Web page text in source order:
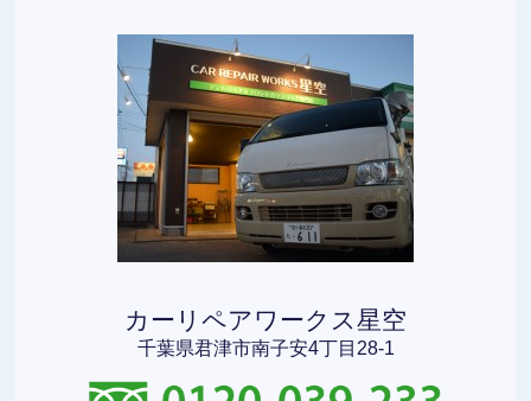
カーリペアワークス星空
千葉県君津市南子安4丁目28-1